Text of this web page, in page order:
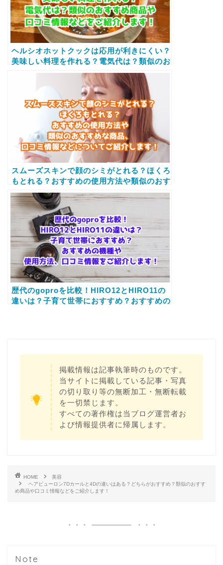
ヘルシオホットクックは応用が利きにくい？
美味しい料理を作れる？電気代は？類似のお
すすめ商品や口コミ情報などをご紹介しま
スムーズスキンで顔のシミがとれる？ほくろ
もとれる？おすすめの使用方法や類似のおす
すめな商品、口コミ情報などについてご紹介
します！
歴代のgoproを比較！HIRO12とHIRO11の
違いは？子育て世帯におすすめ？おすすめの
掲載情報は記事執筆時のものです。
当サイトに掲載している記事・写真
の切り取り等の無断加工・無断転載
を一切禁じます。
すべての著作権は当ブログ運営者お
よび情報提供者に帰属します。
HOME
美容
ヘアビューロン7Dカールと4Dの違いはある？どちらがおすすめ？類似のおすす
め商品や口コミ情報などをご紹介します！
Note